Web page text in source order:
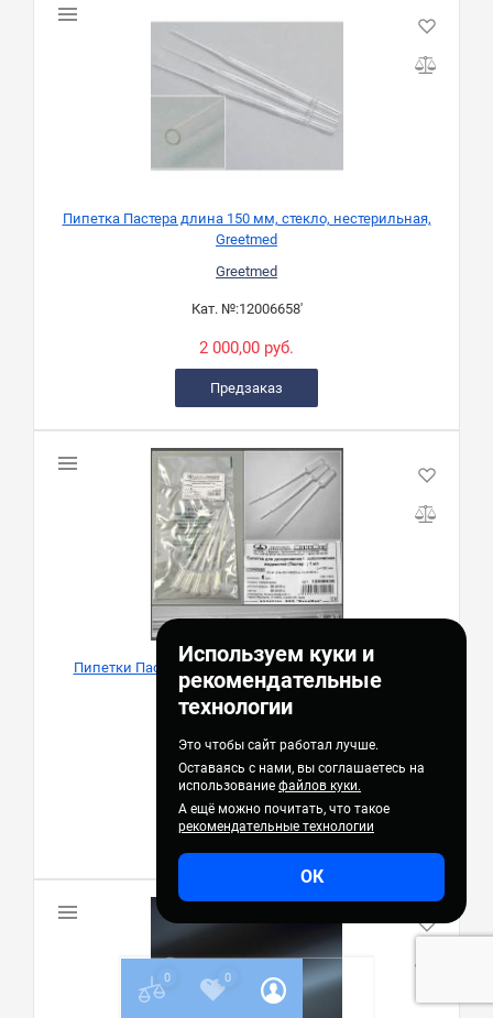
Используем куки и
рекомендательные
технологии
Это чтобы сайт работал лучше.
Оставаясь с нами, вы соглашаетесь на
использование файлов куки.
А ещё можно почитать, что такое
рекомендательные технологии
ОК
Пипетка Пастера длина 150 мм, стекло, нестерильная,
Greetmed
Greetmed
Кат. №:12006658'
2 000,00 руб.
Предзаказ
Пипетки Пастера 1 мл, 150 мм, стерильные, Aptaca,
Минимед
4,00 руб.
Предзаказ
0 0